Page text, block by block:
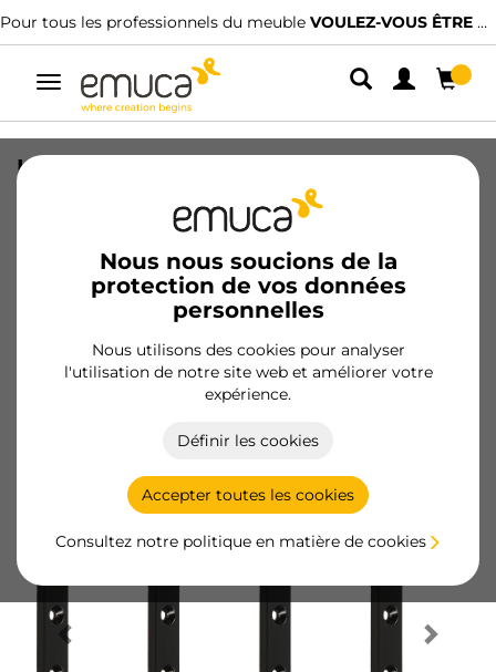
Pour tous les professionnels du meuble VOULEZ-VOUS ÊTRE CLIENT ?
Alterner
navigation
Nous nous soucions de la
protection de vos données
personnelles
Nous utilisons des cookies pour analyser
l'utilisation de notre site web et améliorer votre
expérience.
Définir les cookies
Accepter toutes les cookies
Consultez notre politique en matière de cookies
Lot de 4 crochets muraux Nelson,
Aluminium, Peint en noir
Devenir client
Fiche produit